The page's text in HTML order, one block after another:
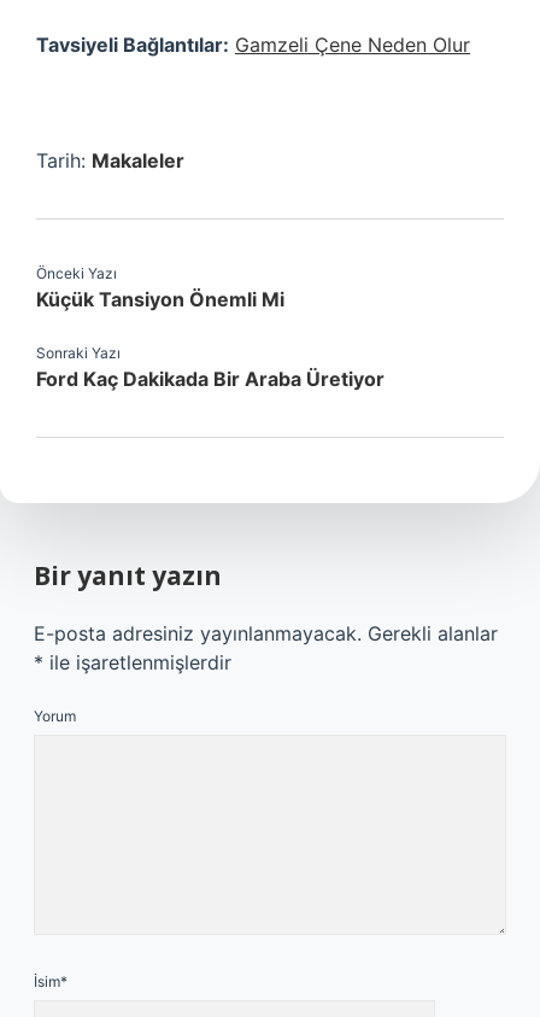
Tavsiyeli Bağlantılar: Gamzeli Çene Neden Olur
Tarih: Makaleler
Önceki Yazı
Küçük Tansiyon Önemli Mi
Sonraki Yazı
Ford Kaç Dakikada Bir Araba Üretiyor
Bir yanıt yazın
E-posta adresiniz yayınlanmayacak. Gerekli alanlar
* ile işaretlenmişlerdir
Yorum
İsim*